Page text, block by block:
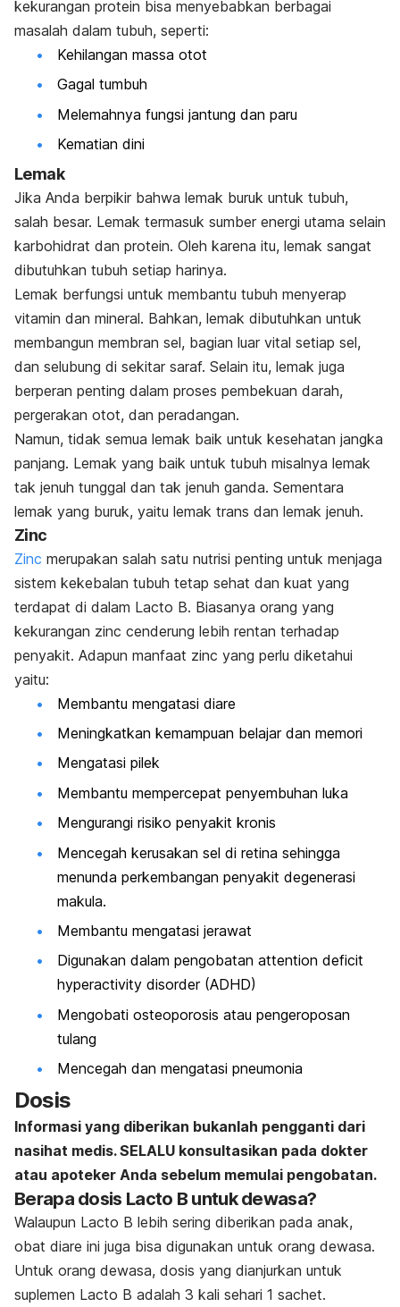
kekurangan protein bisa menyebabkan berbagai
masalah dalam tubuh, seperti:
Kehilangan massa otot
Gagal tumbuh
Melemahnya fungsi jantung dan paru
Kematian dini
Lemak
Jika Anda berpikir bahwa lemak buruk untuk tubuh,
salah besar. Lemak termasuk sumber energi utama selain
karbohidrat dan protein. Oleh karena itu, lemak sangat
dibutuhkan tubuh setiap harinya.
Lemak berfungsi untuk membantu tubuh menyerap
vitamin dan mineral. Bahkan, lemak dibutuhkan untuk
membangun membran sel, bagian luar vital setiap sel,
dan selubung di sekitar saraf. Selain itu, lemak juga
berperan penting dalam proses pembekuan darah,
pergerakan otot, dan peradangan.
Namun, tidak semua lemak baik untuk kesehatan jangka
panjang. Lemak yang baik untuk tubuh misalnya lemak
tak jenuh tunggal dan tak jenuh ganda. Sementara
lemak yang buruk, yaitu lemak trans dan lemak jenuh.
Zinc
Zinc merupakan salah satu nutrisi penting untuk menjaga
sistem kekebalan tubuh tetap sehat dan kuat yang
terdapat di dalam Lacto B. Biasanya orang yang
kekurangan zinc cenderung lebih rentan terhadap
penyakit. Adapun manfaat zinc yang perlu diketahui
yaitu:
Membantu mengatasi diare
Meningkatkan kemampuan belajar dan memori
Mengatasi pilek
Membantu mempercepat penyembuhan luka
Mengurangi risiko penyakit kronis
Mencegah kerusakan sel di retina sehingga
menunda perkembangan penyakit degenerasi
makula.
Membantu mengatasi jerawat
Digunakan dalam pengobatan attention deficit
hyperactivity disorder(ADHD)
Mengobati osteoporosis atau pengeroposan
tulang
Mencegah dan mengatasi pneumonia
Dosis
Informasi yang diberikan bukanlah pengganti dari
nasihat medis. SELALU konsultasikan pada dokter
atau apoteker Anda sebelum memulai pengobatan.
Berapa dosis Lacto B untuk dewasa?
Walaupun Lacto B lebih sering diberikan pada anak,
obat diare ini juga bisa digunakan untuk orang dewasa.
Untuk orang dewasa, dosis yang dianjurkan untuk
suplemen Lacto B adalah 3 kali sehari 1 sachet.